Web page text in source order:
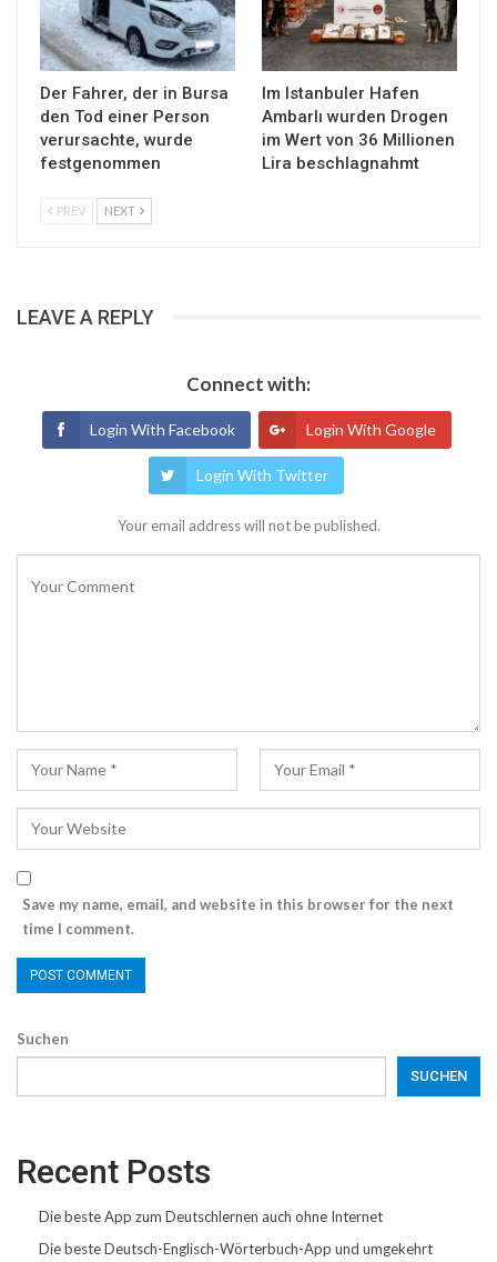
Der Fahrer, der in Bursa
den Tod einer Person
verursachte, wurde
festgenommen
Im Istanbuler Hafen
Ambarlı wurden Drogen
im Wert von 36 Millionen
Lira beschlagnahmt
PREV NEXT
LEAVE A REPLY
Connect with:
Login With Facebook Login With Google
Login With Twitter
Your email address will not be published.
Save my name, email, and website in this browser for the next
time I comment.
Suchen
SUCHEN
Recent Posts
Die beste App zum Deutschlernen auch ohne Internet
Die beste Deutsch-Englisch-Wörterbuch-App und umgekehrt